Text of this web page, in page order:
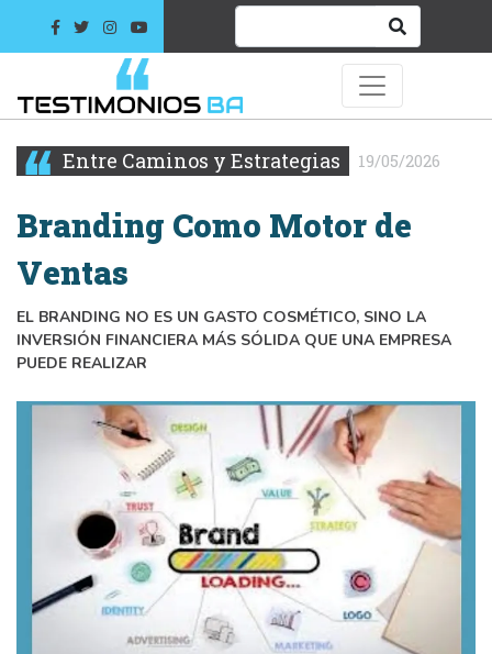
Entre Caminos y Estrategias 19/05/2026
Branding Como Motor de
Ventas
EL BRANDING NO ES UN GASTO COSMÉTICO, SINO LA
INVERSIÓN FINANCIERA MÁS SÓLIDA QUE UNA EMPRESA
PUEDE REALIZAR